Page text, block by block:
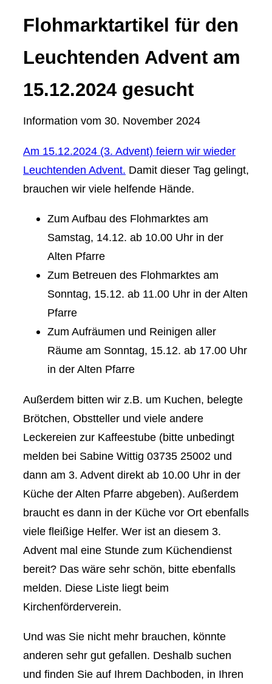
Flohmarktartikel für den
Leuchtenden Advent am
15.12.2024 gesucht
Information vom 30. November 2024
Am 15.12.2024 (3. Advent) feiern wir wieder
Leuchtenden Advent. Damit dieser Tag gelingt,
brauchen wir viele helfende Hände.
Zum Aufbau des Flohmarktes am
Samstag, 14.12. ab 10.00 Uhr in der
Alten Pfarre
Zum Betreuen des Flohmarktes am
Sonntag, 15.12. ab 11.00 Uhr in der Alten
Pfarre
Zum Aufräumen und Reinigen aller
Räume am Sonntag, 15.12. ab 17.00 Uhr
in der Alten Pfarre
Außerdem bitten wir z.B. um Kuchen, belegte
Brötchen, Obstteller und viele andere
Leckereien zur Kaffeestube (bitte unbedingt
melden bei Sabine Wittig 03735 25002 und
dann am 3. Advent direkt ab 10.00 Uhr in der
Küche der Alten Pfarre abgeben). Außerdem
braucht es dann in der Küche vor Ort ebenfalls
viele fleißige Helfer. Wer ist an diesem 3.
Advent mal eine Stunde zum Küchendienst
bereit? Das wäre sehr schön, bitte ebenfalls
melden. Diese Liste liegt beim
Kirchenförderverein.
Und was Sie nicht mehr brauchen, könnte
anderen sehr gut gefallen. Deshalb suchen
und finden Sie auf Ihrem Dachboden, in Ihren